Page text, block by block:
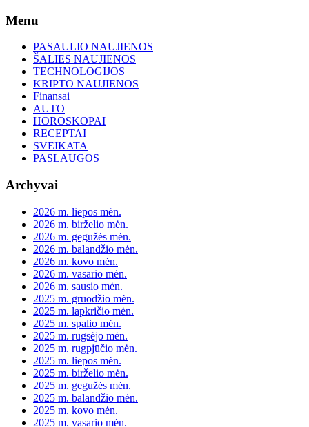
Skip
content
Menu
PASAULIO NAUJIENOS
ŠALIES NAUJIENOS
TECHNOLOGIJOS
KRIPTO NAUJIENOS
Finansai
AUTO
HOROSKOPAI
RECEPTAI
SVEIKATA
PASLAUGOS
Archyvai
2026 m. liepos mėn.
2026 m. birželio mėn.
2026 m. gegužės mėn.
2026 m. balandžio mėn.
2026 m. kovo mėn.
2026 m. vasario mėn.
2026 m. sausio mėn.
2025 m. gruodžio mėn.
2025 m. lapkričio mėn.
2025 m. spalio mėn.
2025 m. rugsėjo mėn.
2025 m. rugpjūčio mėn.
2025 m. liepos mėn.
2025 m. birželio mėn.
2025 m. gegužės mėn.
2025 m. balandžio mėn.
2025 m. kovo mėn.
2025 m. vasario mėn.